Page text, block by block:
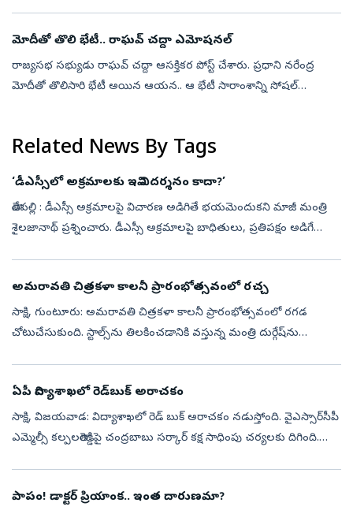
మోదీతో తొలి భేటీ.. రాఘవ్‌ చద్దా ఎమోషనల్‌
రాజ్యసభ సభ్యుడు రాఘవ్‌ చద్దా ఆసక్తికర పోస్ట్‌ చేశారు. ప్రధాని నరేంద్ర
మోదీతో తొలిసారి భేటీ అయిన ఆయన.. ఆ భేటీ సారాంశాన్ని సోషల్‌
Related News By Tags
‘డీఎస్సీలో అక్రమాలకు ఇవి నిదర్శనం కాదా?’
తాడేపల్లి : డీఎస్సీ అక్రమాలపై విచారణ అడిగితే భయమెందుకని మాజీ మంత్రి
శైలజానాథ్‌ ప్రశ్నించారు. డీఎస్సీ అక్రమాలపై బాధితులు, ప్రతిపక్షం అడిగే
అమరావతి చిత్రకళా కాలనీ ప్రారంభోత్సవంలో రచ్చ
సాక్షి, గుంటూరు: అమరావతి చిత్రకళా కాలనీ ప్రారంభోత్సవంలో రగడ
చోటుచేసుకుంది. స్టాల్స్‌ను తిలకించడానికి వస్తున్న మంత్రి దుర్గేష్‌ను
ఏపీ విద్యాశాఖలో రెడ్‌బుక్ అరాచకం
సాక్షి, విజయవాడ: విద్యాశాఖలో రెడ్‌ బుక్ అరాచకం నడుస్తోంది. వైఎస్సార్‌సీపీ
ఎమ్మెల్సీ కల్పలతారెడ్డిపై చంద్రబాబు సర్కార్‌ కక్ష సాధింపు చర్యలకు దిగింది.
పాపం! డాక్ట‌ర్ ప్రియాంక‌.. ఇంత దారుణ‌మా?